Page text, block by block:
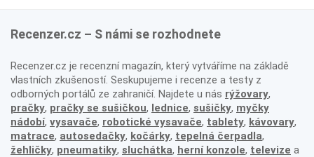
Recenzer.cz – S námi se rozhodnete
Recenzer.cz je recenzní magazín, který vytváříme na základě
vlastních zkušeností. Seskupujeme i recenze a testy z
odborných portálů ze zahraničí. Najdete u nás rýžovary,
pračky, pračky se sušičkou, lednice, sušičky, myčky
nádobí, vysavače, robotické vysavače, tablety, kávovary,
matrace, autosedačky, kočárky, tepelná čerpadla,
žehličky, pneumatiky, sluchátka, herní konzole, televize a